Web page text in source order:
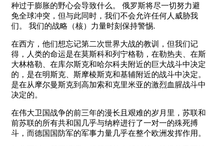
种过于膨胀的野心会导致什么。 俄罗斯将尽一切努力避
免全球冲突，但与此同时，我们不会允许任何人威胁我
们。 我们的战略（核）力量时刻保持警惕.
在西方，他们想忘记第二次世界大战的教训，但我们记
得，人类的命运是在莫斯科和列宁格勒，在勒热夫、在斯
大林格勒、在库尔斯克和哈尔科夫附近的巨大战斗中决定
的，是在明斯克、斯摩棱斯克和基辅附近的战斗中决定。
是在从摩尔曼斯克到高加索和克里米亚的激烈血腥战斗中
决定的。
在伟大卫国战争的前三年的漫长且艰难的岁月里，苏联和
前苏联的所有共和国几乎与纳粹进行了一对一的殊死搏
斗，而德国国防军的军事力量几乎在整个欧洲发挥作用。